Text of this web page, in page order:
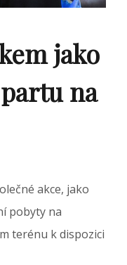
jako
na
akce, jako
pobyty na
terénu k dispozici